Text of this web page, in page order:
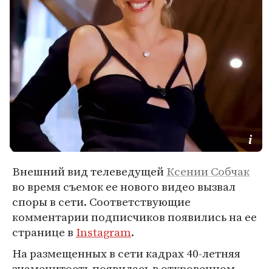
Внешний вид телеведущейКсении Собчак
во время съемок ее нового видео вызвал
споры в сети. Соответствующие
комментарии подписчиков появились на ее
странице в Instagram.
На размещенных в сети кадрах 40-летняя